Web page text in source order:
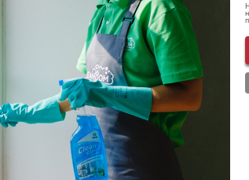
а) и даюсогласиена обработку
и акциях
Используем свои средства
Приезжаем на уборку с
профессиональными моющими